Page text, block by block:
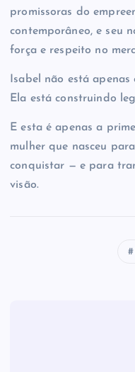
promissoras do
contemporâneo, e seu
força e respeito no
Isabel não está
Ela está construindo
E esta é apenas a
mulher que nasceu
conquistar — e para
visão.